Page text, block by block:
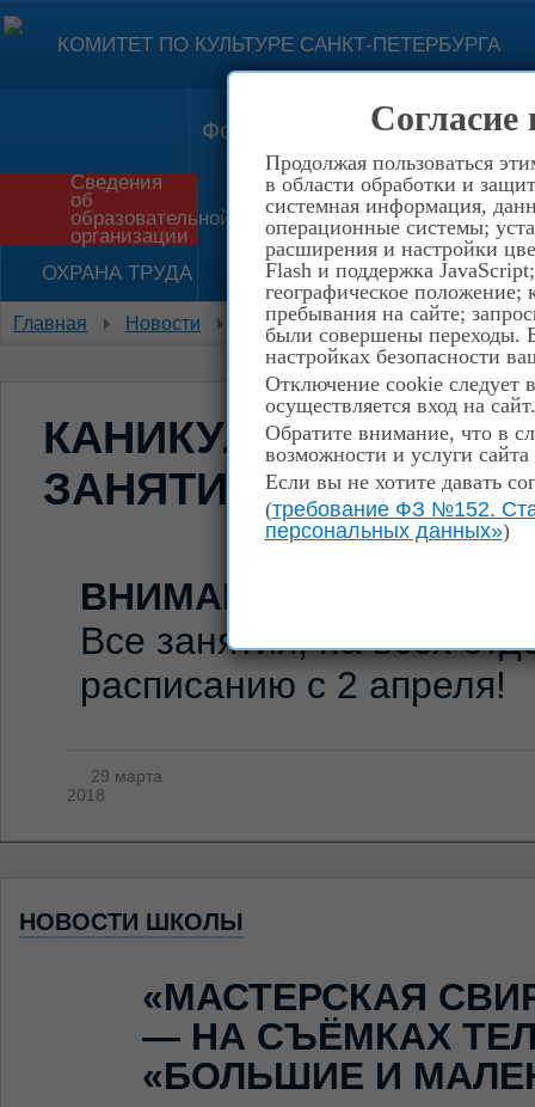
Согласие
Продолжая пользоваться
в области обработки и
системная информация,
операционные системы;
расширения и настройки
Flash и поддержка
географическое положение;
пребывания на сайте;
были совершены переходы.
настройках безопасности
Отключение cookie следует
осуществляется вход на сайт.
Обратите внимание, что в
возможности и услуги
Если вы не хотите давать
(требование ФЗ №152.
персональных данных»)
КОМИТЕТ ПО КУЛЬТУРЕ САНКТ-ПЕТЕРБУРГА
Форма обратной связи
Сведения
об
образовательной
организации
Приём в школу История
ОХРАНА ТРУДА НЕТ КОРРУПЦИИ!
Главная Новости Каникулы не продлеваются.
КАНИКУЛЫ НЕ
ЗАНЯТИЯ С 2
ВНИМАНИЕ!
Все занятия, на всех
расписанию с 2 апреля!
29 марта
2018
НОВОСТИ ШКОЛЫ
«МАСТЕРСКАЯ
— НА СЪЁМКАХ
«БОЛЬШИЕ И